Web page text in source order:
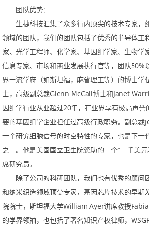
团队优势：
生捷科技汇集了众多行内顶尖的技术专家，
领域的团队，我们的团队包括了优秀的半导体工
家、光学工程师、化学家、基因组学家、生物学
信息专家、市场和商业发展执行官等，团队50%
界一流学府（如斯坦福，麻省理工等）的博士学
士，高级副总裁GlennMcCall博士和
因组学行业从业超过20年，在业界享有极高声誉
要的基因组学企业担任过高级行政职务。副总裁
一个研究细胞信号的时空特性的专家，也是下一
之一。他是美国国立卫生院资助的一个”一千美
席研究员。
除了公司的科研团队，我们也有优秀的顾问
和纳米织造领域顶尖专家，基因芯片技术的早期
院院士，斯坦福大学WilliamAyer讲席教授
的学界领袖，也包括了著名知识产权律师，